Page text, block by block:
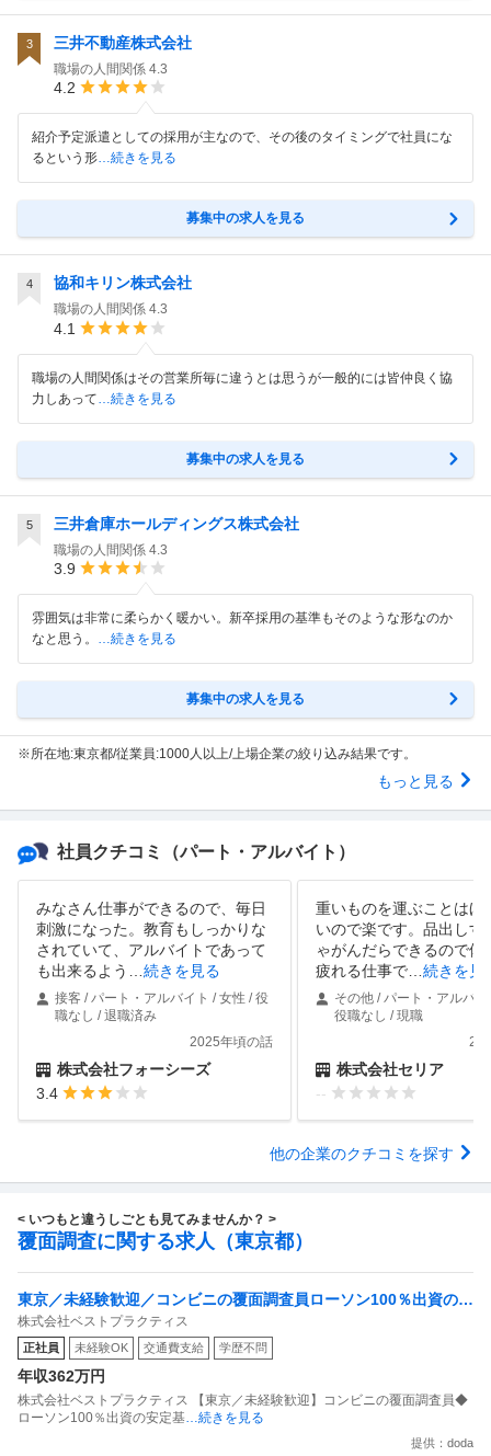
3 三井不動産株式会社
職場の人間関係 4.3
4.2
紹介予定派遣としての採用が主なので、その後のタイミングで社員にな
るという形…続きを見る
募集中の求人を見る
4 協和キリン株式会社
職場の人間関係 4.3
4.1
職場の人間関係はその営業所毎に違うとは思うが一般的には皆仲良く協
力しあって …続きを見る
募集中の求人を見る
5 三井倉庫ホールディングス株式会社
職場の人間関係 4.3
3.9
雰囲気は非常に柔らかく暖かい。新卒採用の基準もそのような形なのか
なと思う。
…続きを見る
募集中の求人を見る
※所在地:東京都/従業員:1000人以上/上場企業の絞り込み結果です。
もっと見る
社員クチコミ （パート・アルバイト）
みなさん仕事ができるので、毎日
刺激になった。教育もしっかりな
されていて、アルバイトであって
も出来るよう
続きを見る
接客 / パート・アルバイト / 女性 / 役
職なし / 退職済み
2025年頃の話
株式会社フォーシーズ
3.4
重いものを運ぶことはほ
いので楽です。品出しす
ゃがんだらできるので体
疲れる仕事で
続きを見
その他 / パート・アルバ
役職なし / 現職
株式会社セリア
--
他の企業のクチコミを探す
< いつもと違うしごとも見てみませんか？ >
覆面調査に関する求人（東京都）
東京／未経験歓迎／コンビニの覆面調査員ローソン100％出資の安
定基盤／月５日在宅／残業月10時間
株式会社ベストプラクティス
正社員 未経験OK 交通費支給 学歴不問
年収362万円
株式会社ベストプラクティス 【東京／未経験歓迎】コンビニの覆面調査員◆
ローソン100％出資の安定基 …続きを見る
提供：doda